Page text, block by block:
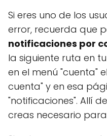
Si eres uno de los
error, recuerda que
notificaciones por
la siguiente ruta en
en el menú "cuenta"
cuenta" y en esa
"notificaciones". Allí
creas necesario para